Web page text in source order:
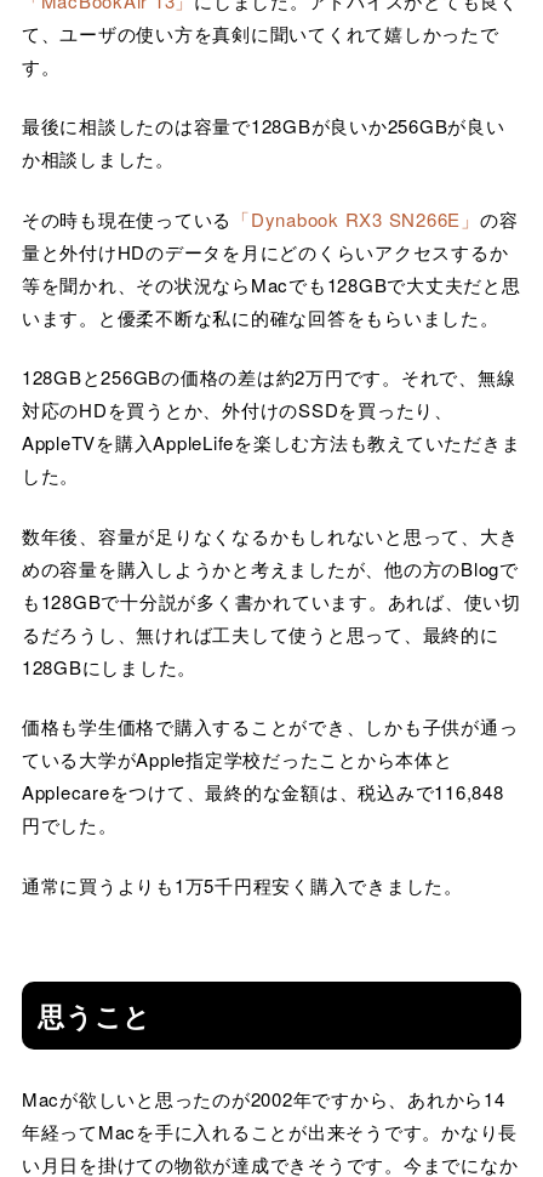
て、ユーザの使い方を真剣に聞いてくれて嬉しかったで
す。
最後に相談したのは容量で128GBが良いか256GBが良い
か相談しました。
その時も現在使っている 「Dynabook RX3 SN266E」 の容
量と外付けHDのデータを月にどのくらいアクセスするか
等を聞かれ、その状況ならMacでも128GBで大丈夫だと思
います。と優柔不断な私に的確な回答をもらいました。
128GBと256GBの価格の差は約2万円です。それで、無線
対応のHDを買うとか、外付けのSSDを買ったり、
AppleTVを購入AppleLifeを楽しむ方法も教えていただきま
した。
数年後、容量が足りなくなるかもしれないと思って、大き
めの容量を購入しようかと考えましたが、他の方のBlogで
も128GBで十分説が多く書かれています。あれば、使い切
るだろうし、無ければ工夫して使うと思って、最終的に
128GBにしました。
価格も学生価格で購入することができ、しかも子供が通っ
ている大学がApple指定学校だったことから本体と
Applecareをつけて、最終的な金額は、税込みで116,848
円でした。
通常に買うよりも1万5千円程安く購入できました。
思うこと
Macが欲しいと思ったのが2002年ですから、あれから14
年経ってMacを手に入れることが出来そうです。かなり長
い月日を掛けての物欲が達成できそうです。今までになか